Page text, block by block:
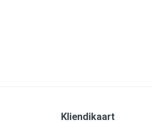
Kliendikaart